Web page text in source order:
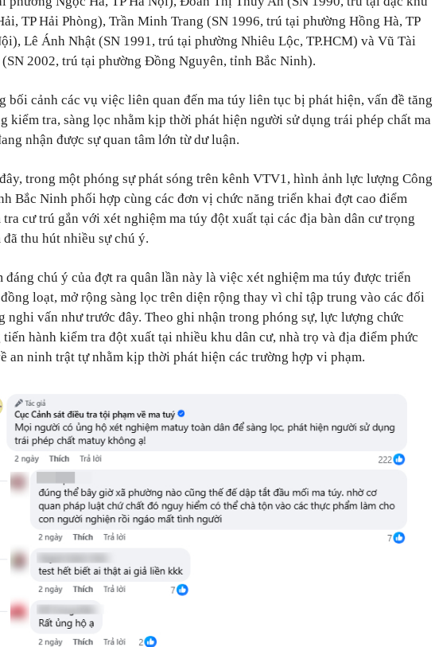
TP Hải Phòng), Trần Minh Trang (SN 1996, trú tại phường Hồng Hà, TP
Lê Ánh Nhật (SN 1991, trú tại phường Nhiêu Lộc, TP.HCM) và Vũ Tài
(SN 2002, trú tại phường Đồng Nguyên, tỉnh Bắc Ninh).
bối cảnh các vụ việc liên quan đến ma túy liên tục bị phát hiện, vấn đề tăng
kiểm tra, sàng lọc nhằm kịp thời phát hiện người sử dụng trái phép chất ma
nhận được sự quan tâm lớn từ dư luận.
trong một phóng sự phát sóng trên kênh VTV1, hình ảnh lực lượng Công
Bắc Ninh phối hợp cùng các đơn vị chức năng triển khai đợt cao điểm
tra cư trú gắn với xét nghiệm ma túy đột xuất tại các địa bàn dân cư trọng
đã thu hút nhiều sự chú ý.
đáng chú ý của đợt ra quân lần này là việc xét nghiệm ma túy được triển
loạt, mở rộng sàng lọc trên diện rộng thay vì chỉ tập trung vào các đối
nghi vấn như trước đây. Theo ghi nhận trong phóng sự, lực lượng chức
tiến hành kiểm tra đột xuất tại nhiều khu dân cư, nhà trọ và địa điểm phức
an ninh trật tự nhằm kịp thời phát hiện các trường hợp vi phạm.